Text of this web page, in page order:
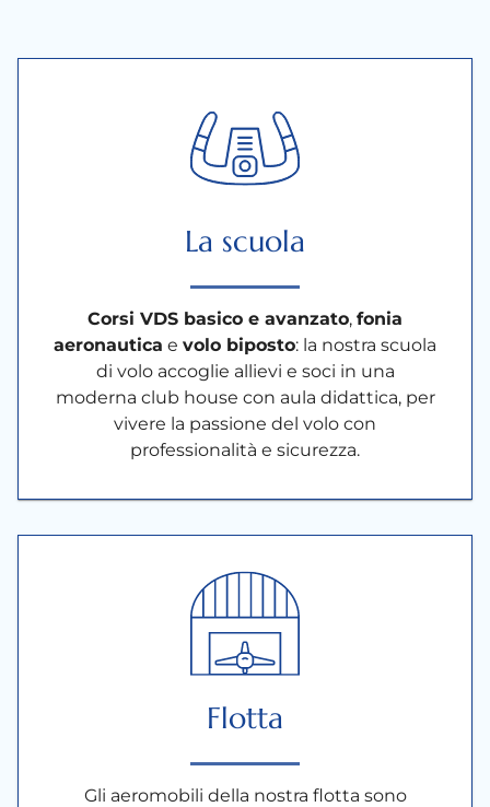
La scuola
Corsi VDS basico e avanzato, fonia
aeronautica e volo biposto: la nostra scuola
di volo accoglie allievi e soci in una
moderna club house con aula didattica, per
vivere la passione del volo con
professionalità e sicurezza.
Flotta
Gli aeromobili della nostra flotta sono